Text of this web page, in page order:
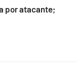
por atacante;